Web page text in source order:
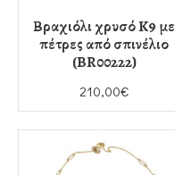
Βραχιόλι χρυσό K9 με
πέτρες από σπινέλιο
(BR00222)
210,00€